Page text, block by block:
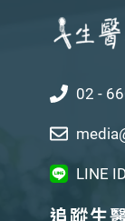
02 -
LINE